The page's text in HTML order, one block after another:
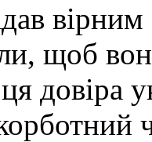
щоб
довіра